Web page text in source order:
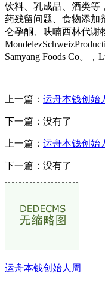
饮料、乳成品、酒类等
药残留问题、食物添加
仑孕酮、呋喃西林代谢
Samyang Foods Co。
上一篇： 运舟本钱创始
下一篇：没有了
上一篇： 运舟本钱创始
下一篇：没有了
运舟本钱创始人周